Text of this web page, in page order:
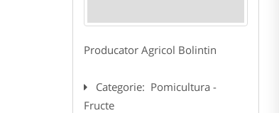
Producator Agricol Bolintin
Categorie: Pomicultura -
Fructe